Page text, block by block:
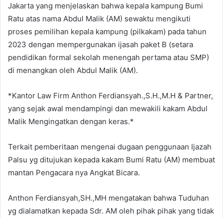
Jakarta yang menjelaskan bahwa kepala kampung Bumi
Ratu atas nama Abdul Malik (AM) sewaktu mengikuti
proses pemilihan kepala kampung (pilkakam) pada tahun
2023 dengan mempergunakan ijasah paket B (setara
pendidikan formal sekolah menengah pertama atau SMP)
di menangkan oleh Abdul Malik (AM).
*Kantor Law Firm Anthon Ferdiansyah.,S.H.,M.H & Partner,
yang sejak awal mendampingi dan mewakili kakam Abdul
Malik Mengingatkan dengan keras.*
Terkait pemberitaan mengenai dugaan penggunaan Ijazah
Palsu yg ditujukan kepada kakam Bumi Ratu (AM) membuat
mantan Pengacara nya Angkat Bicara.
Anthon Ferdiansyah,SH.,MH mengatakan bahwa Tuduhan
yg dialamatkan kepada Sdr. AM oleh pihak pihak yang tidak